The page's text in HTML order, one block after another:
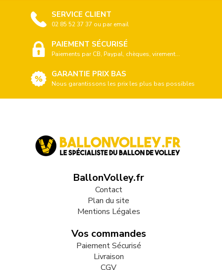
SERVICE CLIENT
02 85 52 37 37 ou par email
PAIEMENT SÉCURISÉ
Paiements par CB, Paypal, chèques, virement...
GARANTIE PRIX BAS
Nous garantissons les prix les plus bas possibles
BallonVolley.fr
Contact
Plan du site
Mentions Légales
Vos commandes
Paiement Sécurisé
Livraison
CGV